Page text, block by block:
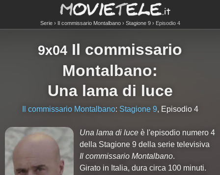
Serie Il commissario Montalbano Stagione 9 Episodio 4
9x04 Il commissario
Montalbano:
Una lama di luce
Il commissario Montalbano: Stagione 9, Episodio 4
Una lama di luce è l'episodio numero4
della Stagione9 della serie televisiva
Il commissario Montalbano.
Girato in Italia, dura circa 100 minuti.